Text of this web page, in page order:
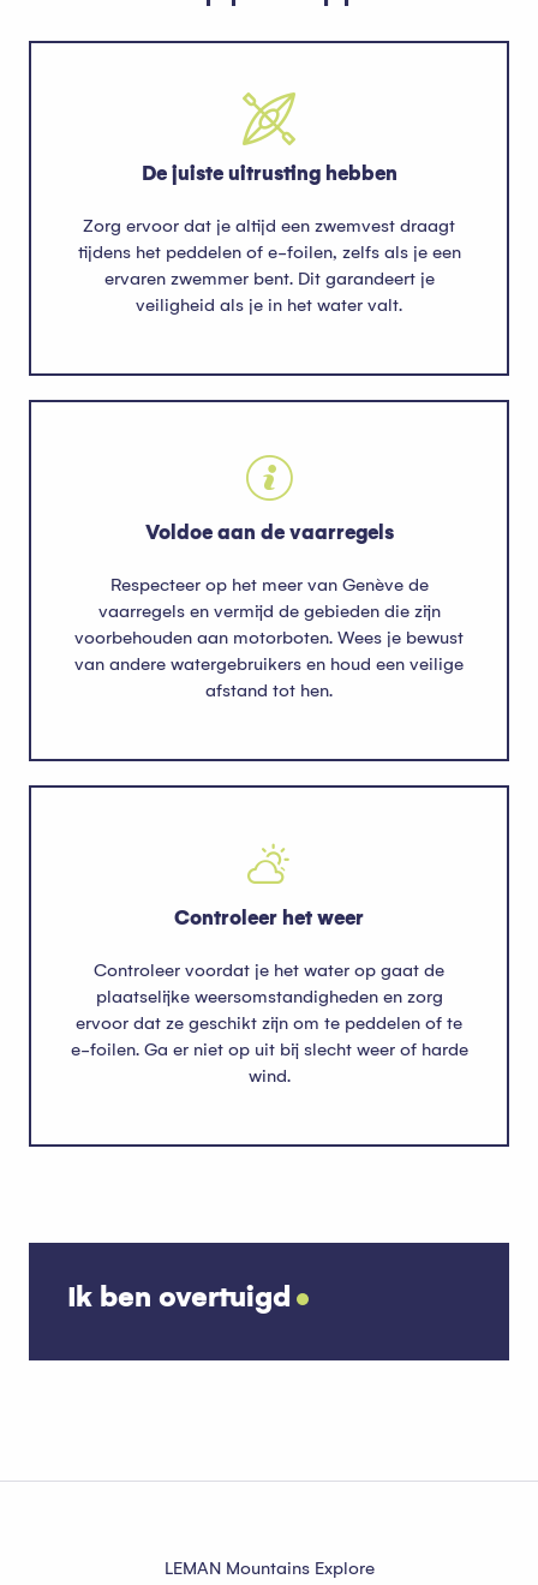
De juiste uitrusting hebben
Zorg ervoor dat je altijd een zwemvest draagt
tijdens het peddelen of e-foilen, zelfs als je een
ervaren zwemmer bent. Dit garandeert je
veiligheid als je in het water valt.
Voldoe aan de vaarregels
Respecteer op het meer van Genève de
vaarregels en vermijd de gebieden die zijn
voorbehouden aan motorboten. Wees je bewust
van andere watergebruikers en houd een veilige
afstand tot hen.
Controleer het weer
Controleer voordat je het water op gaat de
plaatselijke weersomstandigheden en zorg
ervoor dat ze geschikt zijn om te peddelen of te
e-foilen. Ga er niet op uit bij slecht weer of harde
wind.
Ik ben overtuigd
LEMAN Mountains Explore